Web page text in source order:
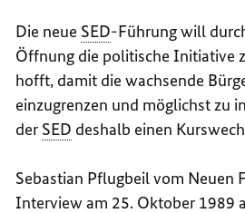
Die neue SED-Führung will
Öffnung die politische Initiative
hofft, damit die wachsende
einzugrenzen und möglichst zu
der SED deshalb einen
Sebastian Pflugbeil vom Neuen
Interview am 25. Oktober 1989